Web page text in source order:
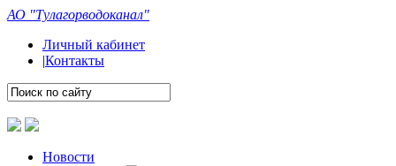
АО "Тулагорводоканал"
Личный кабинет
|Контакты
Новости